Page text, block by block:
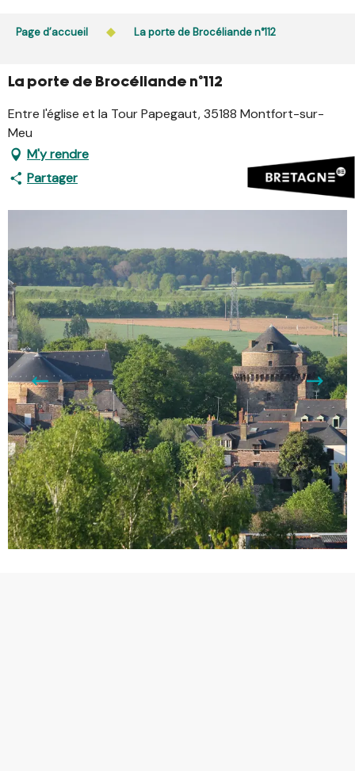
est interdit chaque jour de 21h à 5h en Ille-et-Vilaine et
En savoir plus
Page d’accueil La porte de Brocéliande n°112
La porte de Brocéliande n°112
Entre l'église et la Tour Papegaut, 35188 Montfort-sur-
Meu
M'y rendre
Partager